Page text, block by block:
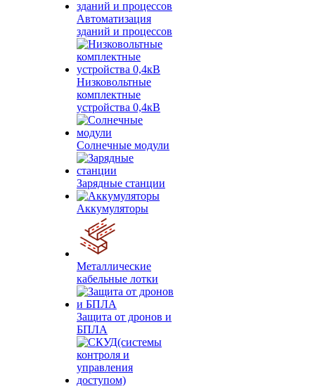
Автоматизация
зданий и процессов
Низковольтные
комплектные
устройства 0,4кВ
Солнечные модули
Зарядные станции
Аккумуляторы
Металлические
кабельные лотки
Защита от дронов и
БПЛА